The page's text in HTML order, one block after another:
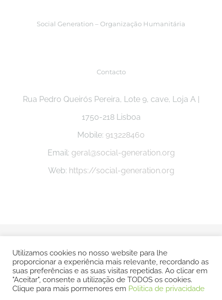
Social Generation – Organização Humanitária
Contacto
Rua Pedro Queirós Pereira, Lote 9, cave, Loja A |
1750-218 Lisboa
Mobile: 913228460
Email: geral@social-generation.org
Web: https://social-generation.org
| Todos os direitos reservados | POWERED BYSMSP
Utilizamos cookies no nosso website para lhe
proporcionar a experiência mais relevante, recordando as
suas preferências e as suas visitas repetidas. Ao clicar em
"Aceitar", consente a utilização de TODOS os cookies.
Clique para mais pormenores em Politica de privacidade